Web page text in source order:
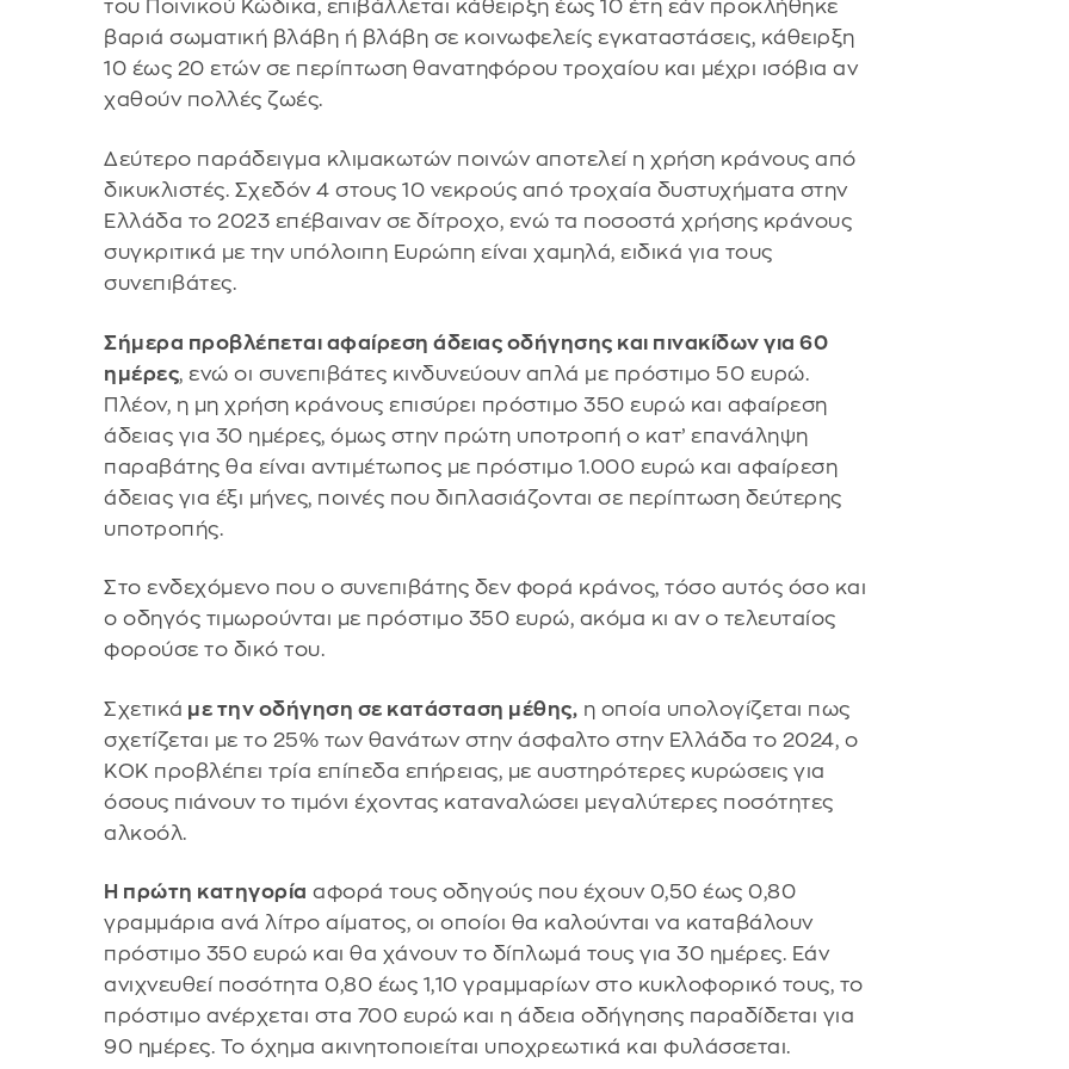
του Ποινικού Κώδικα, επιβάλλεται κάθειρξη έως 10 έτη εάν προκλήθηκε
βαριά σωματική βλάβη ή βλάβη σε κοινωφελείς εγκαταστάσεις, κάθειρξη
10 έως 20 ετών σε περίπτωση θανατηφόρου τροχαίου και μέχρι ισόβια αν
χαθούν πολλές ζωές.
Δεύτερο παράδειγμα κλιμακωτών ποινών αποτελεί η χρήση κράνους από
δικυκλιστές. Σχεδόν 4 στους 10 νεκρούς από τροχαία δυστυχήματα στην
Ελλάδα το 2023 επέβαιναν σε δίτροχο, ενώ τα ποσοστά χρήσης κράνους
συγκριτικά με την υπόλοιπη Ευρώπη είναι χαμηλά, ειδικά για τους
συνεπιβάτες.
Σήμερα προβλέπεται αφαίρεση άδειας οδήγησης και πινακίδων για 60
ημέρες, ενώ οι συνεπιβάτες κινδυνεύουν απλά με πρόστιμο 50 ευρώ.
Πλέον, η μη χρήση κράνους επισύρει πρόστιμο 350 ευρώ και αφαίρεση
άδειας για 30 ημέρες, όμως στην πρώτη υποτροπή ο κατ’ επανάληψη
παραβάτης θα είναι αντιμέτωπος με πρόστιμο 1.000 ευρώ και αφαίρεση
άδειας για έξι μήνες, ποινές που διπλασιάζονται σε περίπτωση δεύτερης
υποτροπής.
Στο ενδεχόμενο που ο συνεπιβάτης δεν φορά κράνος, τόσο αυτός όσο και
ο οδηγός τιμωρούνται με πρόστιμο 350 ευρώ, ακόμα κι αν ο τελευταίος
φορούσε το δικό του.
Σχετικά με την οδήγηση σε κατάσταση μέθης, η οποία υπολογίζεται πως
σχετίζεται με το 25% των θανάτων στην άσφαλτο στην Ελλάδα το 2024, ο
ΚΟΚ προβλέπει τρία επίπεδα επήρειας, με αυστηρότερες κυρώσεις για
όσους πιάνουν το τιμόνι έχοντας καταναλώσει μεγαλύτερες ποσότητες
αλκοόλ.
Η πρώτη κατηγορία αφορά τους οδηγούς που έχουν 0,50 έως 0,80
γραμμάρια ανά λίτρο αίματος, οι οποίοι θα καλούνται να καταβάλουν
πρόστιμο 350 ευρώ και θα χάνουν το δίπλωμά τους για 30 ημέρες. Εάν
ανιχνευθεί ποσότητα 0,80 έως 1,10 γραμμαρίων στο κυκλοφορικό τους, το
πρόστιμο ανέρχεται στα 700 ευρώ και η άδεια οδήγησης παραδίδεται για
90 ημέρες. Το όχημα ακινητοποιείται υποχρεωτικά και φυλάσσεται.